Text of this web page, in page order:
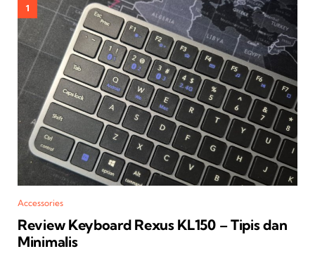
Accessories
Review Keyboard Rexus KL150 – Tipis dan
Minimalis